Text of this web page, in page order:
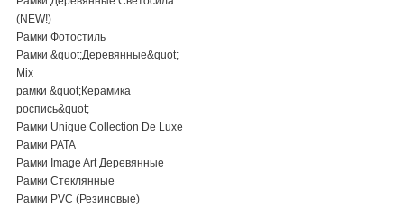
(NEW!)
Рамки Фотостиль
Рамки &quot;Деревянные&quot;
Mix
рамки &quot;Керамика
роспись&quot;
Рамки Unique Collection De Luxe
Рамки PATA
Рамки Image Art Деревянные
Рамки Стеклянные
Рамки PVC (Резиновые)